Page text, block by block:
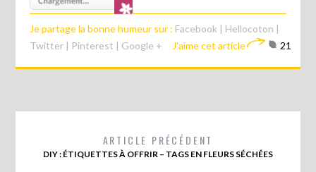
Je partage la bonne humeur sur : Facebook | Hellocoton |
Twitter | Pinterest | Google + J'aime cet article 21
ARTICLE PRÉCÉDENT
DIY : ÉTIQUETTES À OFFRIR – TAGS EN FLEURS SÉCHÉES